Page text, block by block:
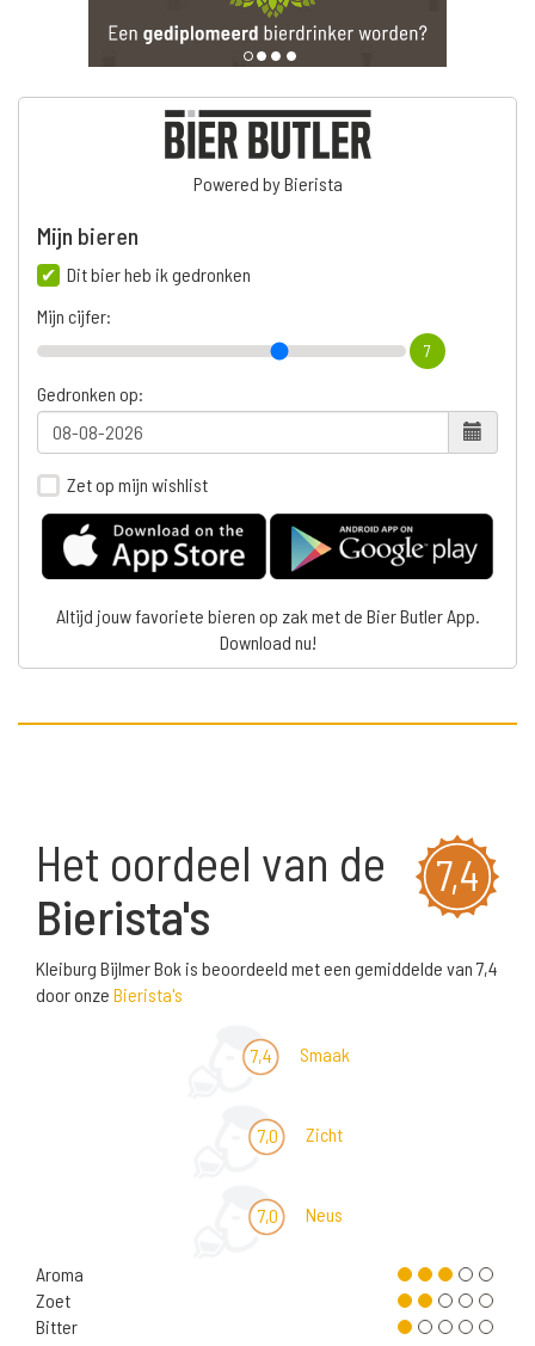
Powered by Bierista
Mijn bieren
Dit bier heb ik gedronken
Mijn cijfer:
7
Gedronken op:
Zet op mijn wishlist
Altijd jouw favoriete bieren op zak met de Bier Butler App.
Download nu!
7,4
Het oordeel van de
Bierista's
Kleiburg Bijlmer Bok is beoordeeld met een gemiddelde van 7,4
door onze Bierista's
7,4 Smaak
7,0 Zicht
7,0 Neus
Aroma
Zoet
Bitter